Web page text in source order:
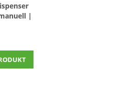
|
cm